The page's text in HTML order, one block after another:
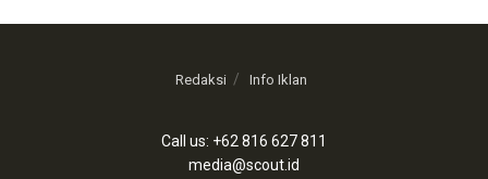
Redaksi Info Iklan
Call us: +62 816 627 811
media@scout.id